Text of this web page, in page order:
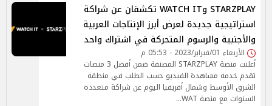
STARZPLAY وWATCH IT تكشفان عن شراكة
استراتيجية جديدة لعرض أبرز الإنتاجات العربية
والأجنبية والرسوم المتحركة في اشتراك واحد
الأربعاء 01/فبراير/2023 - 05:53 م
أعلنت منصة STARZPLAY المصنفة ضمن أفضل 3 منصات
تقدم خدمة مشاهدة الفيديو حسب الطلب في منطقة
الشرق الأوسط وشمال أفريقيا اليوم عن شراكة متعددة
السنوات مع منصة WAT…